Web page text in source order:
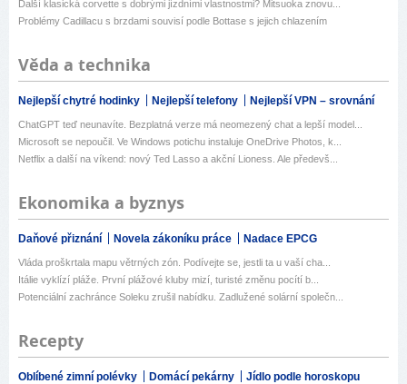
Další klasická corvette s dobrými jízdními vlastnostmi? Mitsuoka znovu...
Problémy Cadillacu s brzdami souvisí podle Bottase s jejich chlazením
Věda a technika
Nejlepší chytré hodinky Nejlepší telefony Nejlepší VPN – srovnání
ChatGPT teď neunavíte. Bezplatná verze má neomezený chat a lepší model...
Microsoft se nepoučil. Ve Windows potichu instaluje OneDrive Photos, k...
Netflix a další na víkend: nový Ted Lasso a akční Lioness. Ale předevš...
Ekonomika a byznys
Daňové přiznání Novela zákoníku práce Nadace EPCG
Vláda proškrtala mapu větrných zón. Podívejte se, jestli ta u vaší cha...
Itálie vyklízí pláže. První plážové kluby mizí, turisté změnu pocítí b...
Potenciální zachránce Soleku zrušil nabídku. Zadlužené solární společn...
Recepty
Oblíbené zimní polévky Domácí pekárny Jídlo podle horoskopu